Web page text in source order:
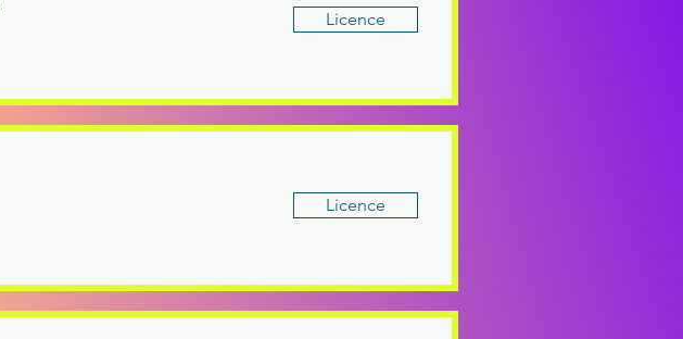
Licence
Licence